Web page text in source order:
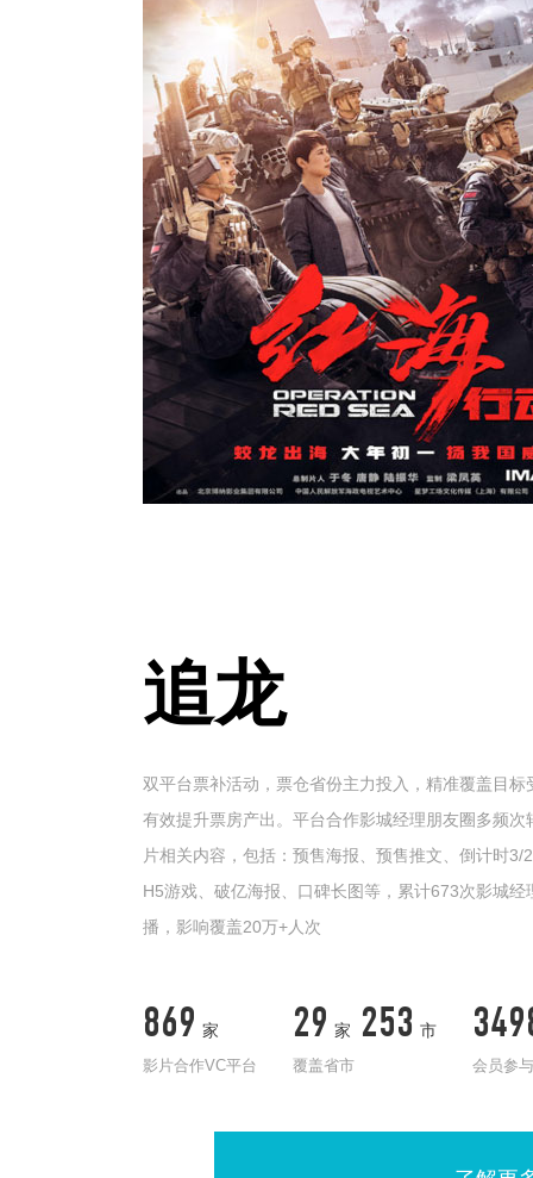
追龙
双平台票补活动，票仓省份主力投入，精准覆盖目标
有效提升票房产出。平台合作影城经理朋友圈多频次
片相关内容，包括：预售海报、预售推文、倒计时3/
H5游戏、破亿海报、口碑长图等，累计673次影城经
播，影响覆盖20万+人次
869 家
影片合作VC平台
29 家 253 市
覆盖省市 会员参